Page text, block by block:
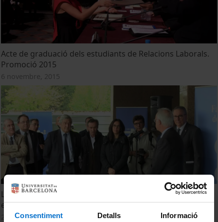
Consentiment Detalls Informació
Acte de graduació dels estudiants de Relacions Laborals.
Promoció 2015
6 novembre, 2015
La Facultat de Dret ha col·locat la primera pedra d'un nou
edifici de 16.024 metres quadrats
29 octubre, 2015